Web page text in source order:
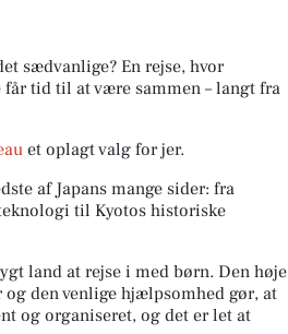
sædvanlige? En rejse, hvor
tid til at være sammen – langt fra
et oplagt valg for jer.
af Japans mange sider: fra
til Kyotos historiske
land at rejse i med børn. Den høje
den venlige hjælpsomhed gør, at
og organiseret, og det er let at